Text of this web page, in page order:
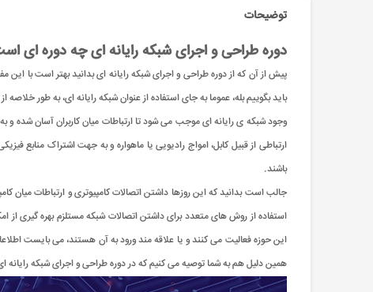
توضیحات
دوره طراحی و اجرای شبکه رایانه ای چه دوره ای
پیش از آن که از دوره طراحی و اجرای شبکه رایانه ای بدانید بهتر است با
باید بگوییم بله، عموما به جای استفاده از عنوان شبکه رایانه ای، به طور
وجود شبکه ی رایانه ای موجب می شود تا ارتباطات میان کاربران آسان شده
ارتباطی از قبیل کابل، امواج رادیویی یا ماهواره و به جهت اشتراک منابع
باشند.
جالب است بدانید که این روزها داشتن اتصالات کامپیوتری و ارتباطات میان
استفاده از روش های متعدد برای داشتن اتصالات شبکه مستلزم بهره گیری
این حوزه فعالیت می کنند و یا علاقه مند ورود به آن هستند، می بایست
همین دلیل هم به شما توصیه می کنیم که در دوره طراحی و اجرای شبکه رایانه